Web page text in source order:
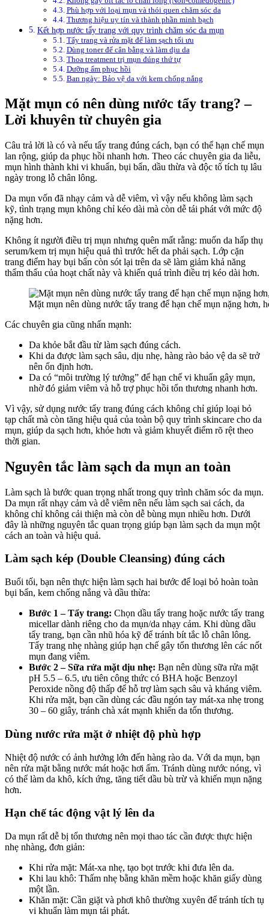
Phù hợp với loại mụn và thói quen chăm sóc da
Thương hiệu uy tín và thành phần minh bạch
Kết hợp nước tẩy trang với quy trình chăm sóc da mụn
Tẩy trang và rửa mặt để làm sạch tối ưu
Dùng toner để cân bằng và làm dịu da
Thoa treatment trị mụn đúng thứ tự
Dưỡng ẩm phục hồi
Ban ngày: Bảo vệ da với kem chống nắng
Mặt mụn có nên dùng nước tẩy trang? –
Lời khuyên từ chuyên gia
Câu trả lời là có và nếu tẩy trang đúng cách, bạn có thể hạn chế mụn
lan rộng, giúp da phục hồi nhanh hơn. Theo các chuyên gia da liễu,
mụn hình thành khi vi khuẩn, bụi bẩn, dầu thừa và độc tố tích tụ lâu
ngày trong lỗ chân lông.
Da mụn vốn đã nhạy cảm và dễ viêm, vì vậy nếu không làm sạch
kỹ, tình trạng mụn không chỉ kéo dài mà còn dễ tái phát với mức độ
nặng hơn.
Không ít người điều trị mụn nhưng quên mất rằng: muốn da hấp thụ
serum/kem trị mụn hiệu quả thì trước hết da phải sạch. Lớp cặn
trang điểm hay bụi bẩn còn sót lại trên da sẽ làm giảm khả năng
thẩm thấu của hoạt chất này và khiến quá trình điều trị kéo dài hơn.
Mặt mụn nên dùng nước tẩy trang để hạn chế mụn nặng hơn,
Các chuyên gia cũng nhấn mạnh:
Da khỏe bắt đầu từ làm sạch đúng cách.
Khi da được làm sạch sâu, dịu nhẹ, hàng rào bảo vệ da sẽ trở
nên ổn định hơn.
Da có “môi trường lý tưởng” để hạn chế vi khuẩn gây mụn,
nhờ đó giảm viêm và hỗ trợ phục hồi tổn thương nhanh hơn.
Vì vậy, sử dụng nước tẩy trang đúng cách không chỉ giúp loại bỏ
tạp chất mà còn tăng hiệu quả của toàn bộ quy trình skincare cho da
mụn, giúp da sạch hơn, khỏe hơn và giảm khuyết điểm rõ rệt theo
thời gian.
Nguyên tắc làm sạch da mụn an toàn
Làm sạch là bước quan trọng nhất trong quy trình chăm sóc da mụn.
Da mụn rất nhạy cảm và dễ viêm nên nếu làm sạch sai cách, da
không chỉ không cải thiện mà còn dễ bùng mụn nhiều hơn. Dưới
đây là những nguyên tắc quan trọng giúp bạn làm sạch da mụn một
cách an toàn và hiệu quả.
Làm sạch kép (Double Cleansing) đúng cách
Buổi tối, bạn nên thực hiện làm sạch hai bước để loại bỏ hoàn toàn
bụi bẩn, kem chống nắng và dầu thừa:
Bước 1 – Tẩy trang: Chọn dầu tẩy trang hoặc nước tẩy trang
micellar dành riêng cho da mụn/da nhạy cảm. Khi dùng dầu
tẩy trang, bạn cần nhũ hóa kỹ để tránh bít tắc lỗ chân lông.
Tẩy trang nhẹ nhàng giúp hạn chế gây tổn thương lên các nốt
mụn đang viêm.
Bước 2 – Sữa rửa mặt dịu nhẹ: Bạn nên dùng sữa rửa mặt
pH 5.5 – 6.5, ưu tiên công thức có BHA hoặc Benzoyl
Peroxide nồng độ thấp để hỗ trợ làm sạch sâu và kháng viêm.
Khi rửa mặt, bạn cần dùng các đầu ngón tay mát-xa nhẹ trong
30 – 60 giây, tránh chà xát mạnh khiến da tổn thương.
Dùng nước rửa mặt ở nhiệt độ phù hợp
Nhiệt độ nước có ảnh hưởng lớn đến hàng rào da. Với da mụn, bạn
nên rửa mặt bằng nước mát hoặc hơi ấm. Tránh dùng nước nóng, vì
có thể làm da khô, kích ứng, tăng tiết dầu bù trừ và khiến mụn nặng
hơn.
Hạn chế tác động vật lý lên da
Da mụn rất dễ bị tổn thương nên mọi thao tác cần được thực hiện
nhẹ nhàng, đơn giản:
Khi rửa mặt: Mát-xa nhẹ, tạo bọt trước khi đưa lên da.
Khi lau khô: Thấm nhẹ bằng khăn mềm hoặc khăn giấy dùng
một lần.
Khăn mặt: Cần giặt và phơi khô thường xuyên để tránh tích tụ
vi khuẩn làm mụn tái phát.